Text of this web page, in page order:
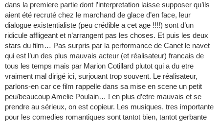
dans la premiere partie dont l’interpretation laisse supposer qu’ils
aient été recruté chez le marchand de glace d’en face, leur
dialogue existentialiste (peu crédible a cet age !!!!) sont d’un
ridicule affligeant et n’arrangent pas les choses. Et puis les deux
stars du film… Pas surpris par la performance de Canet le navet
qui est l’un des plus mauvais acteur (et réalisateur) francais de
tous les temps mais par Marion Cotillard plutot qui a du etre
vraiment mal dirigé ici, surjouant trop souvent. Le réalisateur,
parlons-en car ce film rappelle dans sa mise en scene un petit
peu/beaucoup Amelie Poulain… ! en plus d’etre mauvais et se
prendre au sérieux, on est copieur. Les musiques, tres importante
pour les comedies romantiques sont tantot bien, tantot gerbante